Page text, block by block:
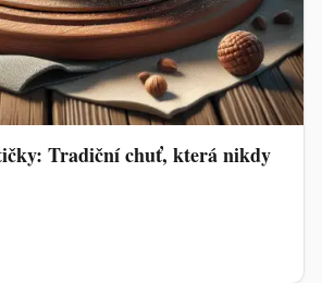
Tradiční chuť, která nikdy